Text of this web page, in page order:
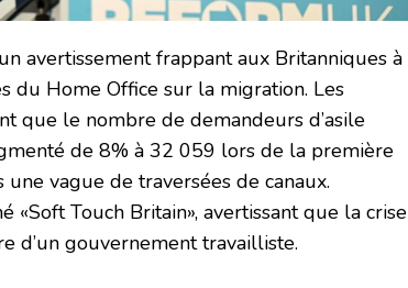
avertissement frappant aux Britanniques à
du Home Office sur la migration. Les
que le nombre de demandeurs d’asile
de 8% à 32 059 lors de la première
vague de traversées de canaux.
«Soft Touch Britain», avertissant que la crise
d’un gouvernement travailliste.